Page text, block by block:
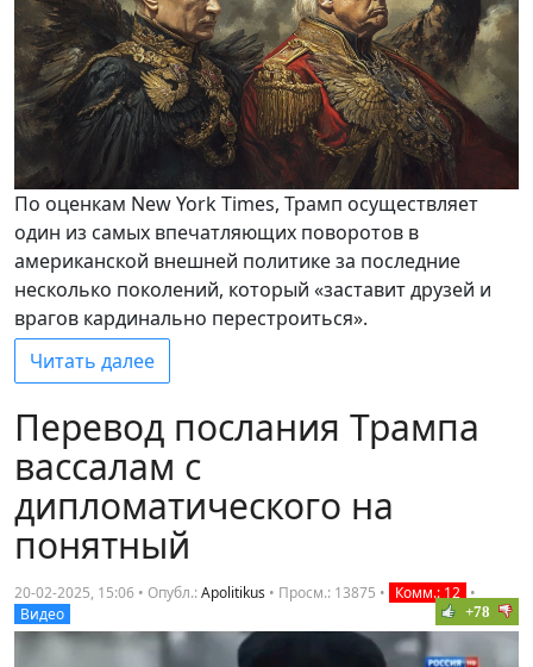
По оценкам New York Times, Трамп осуществляет
один из самых впечатляющих поворотов в
американской внешней политике за последние
несколько поколений, который «заставит друзей и
врагов кардинально перестроиться».
Читать далее
Перевод послания Трампа
вассалам с
дипломатического на
понятный
20-02-2025, 15:06 • Опубл.:Apolitikus • Просм.: 13875 • Комм.: 12 •
Видео
+78